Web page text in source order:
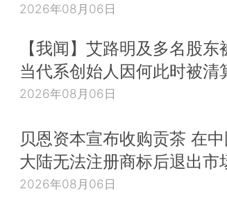
2026年08月06日
【我闻】艾路明及多名股东
当代系创始人因何此时被清
2026年08月06日
贝恩资本宣布收购贡茶 在
大陆无法注册商标后退出市
2026年08月06日